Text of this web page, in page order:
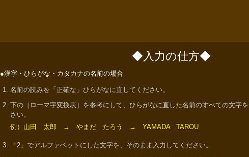
◆入力の仕方◆
●漢字・ひらがな・カタカナの名前の場合
名前の読みを「正確な」ひらがなに直してください。
下の［ローマ字変換表］を参考にして、ひらがなに直した名前のすべての文字
さい。
例）山田 太郎 → やまだ たろう → YAMADA TAROU
「2」でアルファベットにした文字を、そのまま入力してください。